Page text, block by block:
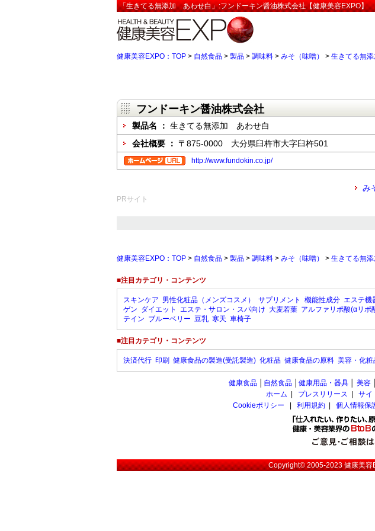
「生きてる無添加 あわせ白」:フンドーキン醤油株式会社【健康美容EXPO】
健康美容EXPO：TOP > 自然食品 > 製品 > 調味料 > みそ（味噌） > 生きてる無
フンドーキン醤油株式会社
製品名 ： 生きてる無添加 あわせ白
会社概要 ： 〒875-0000 大分県臼杵市大字臼杵501
http://www.fundokin.co.jp/
み
PRサイト
健康美容EXPO：TOP > 自然食品 > 製品 > 調味料 > みそ（味噌） > 生きてる無
■注目カテゴリ・コンテンツ
スキンケア 男性化粧品（メンズコスメ） サプリメント 機能性成分 エステ機
ゲン ダイエット エステ・サロン・スパ向け 大麦若葉 アルファリポ酸(αリポ
テイン ブルーベリー 豆乳 寒天 車椅子
■注目カテゴリ・コンテンツ
決済代行 印刷 健康食品の製造(受託製造) 化粧品 健康食品の原料 美容・化粧
健康食品 自然食品 健康用品・器具 美容
ホーム
プレスリリース サイ
Cookieポリシー
利用規約 個人情報保
Copyright© 2005-2023健康美容